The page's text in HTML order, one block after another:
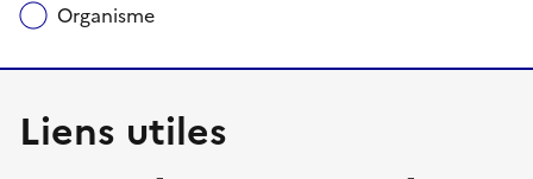
Organisme
Liens utiles